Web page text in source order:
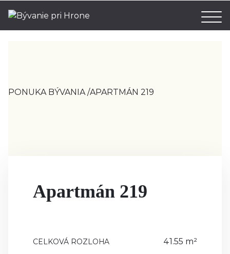
PONUKA BÝVANIA/APARTMÁN 219
Apartmán 219
CELKOVÁ ROZLOHA 41.55 m²